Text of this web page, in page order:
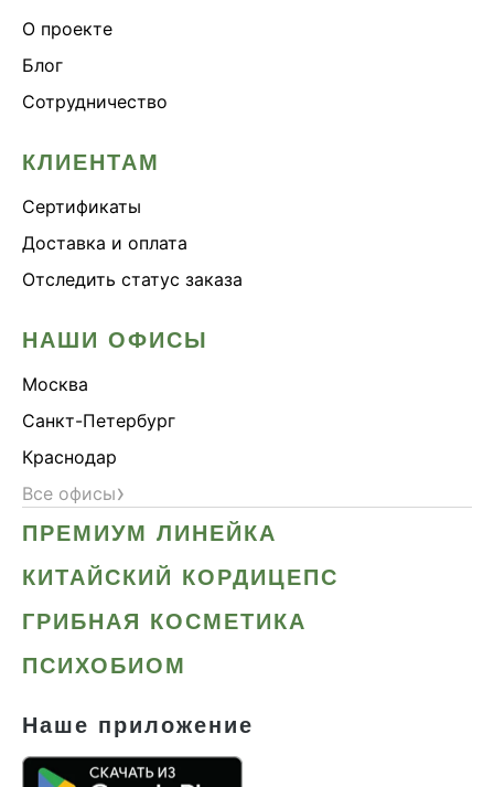
О проекте
Блог
Сотрудничество
КЛИЕНТАМ
Сертификаты
Доставка и оплата
Отследить статус заказа
НАШИ ОФИСЫ
Москва
Санкт-Петербург
Краснодар
Все офисы›
ПРЕМИУМ ЛИНЕЙКА
КИТАЙСКИЙ КОРДИЦЕПС
ГРИБНАЯ КОСМЕТИКА
ПСИХОБИОМ
Наше приложение